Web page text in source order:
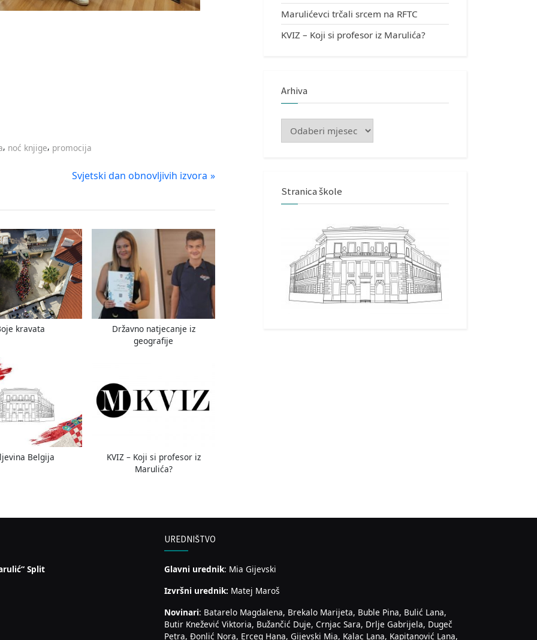
, noć knjige, promocija
N
P
o
s
t
:
Svjetski dan obnovljivih izvora
kravata
Državno natjecanje iz
geografije
Belgija
KVIZ – Koji si profesor iz
Marulića?
Marulićevci trčali srcem na RFTC
KVIZ – Koji si profesor iz Marulića?
Arhiva
Stranica škole
Split
UREDNIŠTVO
Glavni urednik: Mia Gijevski
Izvršni urednik: Matej Maroš
Novinari: Batarelo Magdalena, Brekalo Marijeta, Buble Pina, Bulić Lana,
Butir Knežević Viktoria, Bužančić Duje, Crnjac Sara, Drlje Gabrijela, Dugeč
Petra, Đonlić Nora, Erceg Hana, Gijevski Mia, Kalac Lana, Kapitanović Lana,